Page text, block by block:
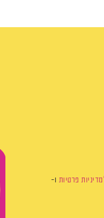
פרטיות ו-